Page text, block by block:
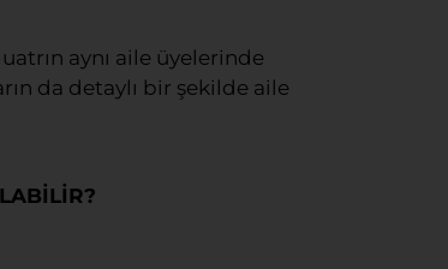
aynı aile üyelerinde
da detaylı bir şekilde aile